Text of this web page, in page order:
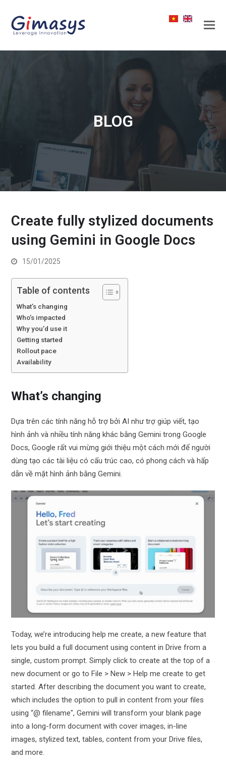
BLOG
Create fully stylized documents
using Gemini in Google Docs
15/01/2025
Table of contents
What’s changing
Who’s impacted
Why you’d use it
Getting started
Rollout pace
Availability
What’s changing
Dựa trên các tính năng hỗ trợ bởi AI như trợ giúp viết, tạo
hình ảnh và nhiều tính năng khác bằng Gemini trong Google
Docs, Google rất vui mừng giới thiệu một cách mới để người
dùng tạo các tài liệu có cấu trúc cao, có phong cách và hấp
dẫn về mặt hình ảnh bằng Gemini.
Today, we’re introducing help me create, a new feature that
lets you build a full document using content in Drive from a
single, custom prompt. Simply click to create at the top of a
new document or go to File > New > Help me create to get
started. After describing the document you want to create,
which includes the option to pull in content from your files
using “@ filename", Gemini will transform your blank page
into a long-form document with cover images, in-line
images, stylized text, tables, content from your Drive files,
and more.